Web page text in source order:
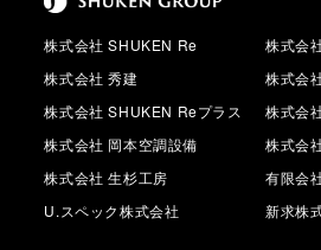
株式会社 SHUKEN Re
株式会
株式会社 秀建
株式会
株式会社 SHUKEN Reプラス
株式会
株式会社 岡本空調設備
株式会
株式会社 生杉工房
有限会
U.スペック株式会社
新求株